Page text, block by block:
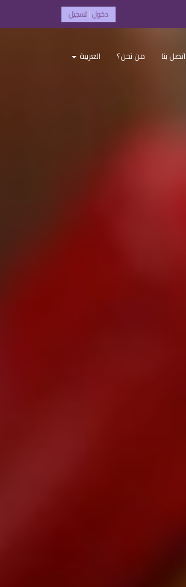
دخول تسجيل
اتصل بنا من نحن؟ العربية